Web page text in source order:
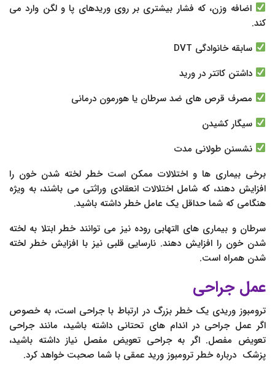
اضافه وزن، که فشار بیشتری بر روی وریدهای پا و لگن وارد می
کند.
سابقه خانوادگی DVT
داشتن کاتتر در ورید
مصرف قرص های ضد سرطان یا هورمون درمانی
سیگار کشیدن
نشسنن طولانی مدت
برخی بیماری ها و اختلالات ممکن است خطر لخته شدن خون را
افزایش دهند، که شامل اختلالات انعقادی وراثتی می باشند، به ویژه
هنگامی که شما حداقل یک عامل خطر داشته باشید.
سرطان و بیماری های التهابی روده نیز می توانند خطر ابتلا به لخته
شدن خون را افزایش دهند. نارسایی قلبی نیز با افزایش خطر لخته
شدن همراه است.
عمل جراحی
ترومبوز وریدی یک خطر بزرگ در ارتباط با جراحی است، به خصوص
اگر عمل جراحی در اندام های تحتانی داشته باشید، مانند جراحی
تعویض مفصل. اگر به جراحی تعویض مفصل نیاز داشته باشید،
پزشک درباره خطر ترومبوز ورید عمقی با شما صحبت خواهد کرد.